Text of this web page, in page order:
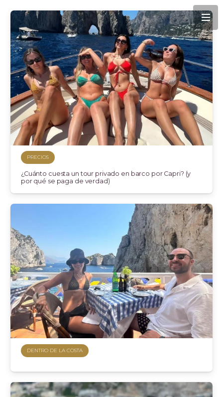
PRECIOS
¿Cuánto cuesta un tour privado en barco por Capri? (y
por qué se paga de verdad)
DENTRO DE LA COSTA